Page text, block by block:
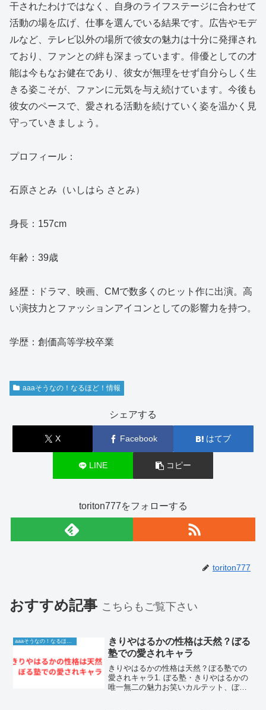
干されたわけではなく、自身のライフステージに合わせて
活動の場を広げ、仕事を選んでいる結果です。広告やモデ
ルなど、テレビ以外の場所で彼女の魅力は十分に発揮され
ており、ファンとの絆も深まっています。俳優としての才
能は今もなお健在であり、彼女が無理をせず自分らしく生
きる姿こそが、ファンに元気を与え続けています。今後も
彼女のペースで、愛される活動を続けていく姿を温かく見
守っていきましょう。
プロフィール：
石原さとみ（いしはら さとみ）
身長：157cm
年齢：39歳
経歴：ドラマ、映画、CMで数多くのヒット作に出演。高
い演技力とファッションアイコンとしての影響力を持つ。
学歴：創価高等学校卒業
aaaそうなの！なるほど！情報
シェアする
X Facebook はてブ
LINE コピー
toriton777をフォローする
toriton777
おすすめ記事 こちらもご覧下さい
aaaそうなの！なるほど！情報
きりやはるかの性格は天然？ぼる
塾での愛されキャラ
きりやはるかの性格は天然？ぼる塾での
愛されキャラ1. ぼる塾・きりやはるかの
唯一無二の魅力お笑いカルテット、ぼる